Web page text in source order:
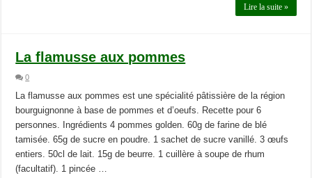
Lire la suite »
La flamusse aux pommes
0
La flamusse aux pommes est une spécialité pâtissière de la région
bourguignonne à base de pommes et d’oeufs. Recette pour 6
personnes. Ingrédients 4 pommes golden. 60g de farine de blé
tamisée. 65g de sucre en poudre. 1 sachet de sucre vanillé. 3 œufs
entiers. 50cl de lait. 15g de beurre. 1 cuillère à soupe de rhum
(facultatif). 1 pincée …